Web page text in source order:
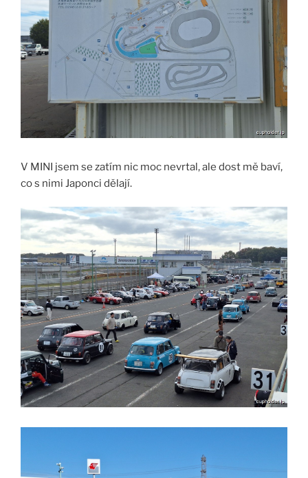
V MINI jsem se zatím nic moc nevrtal, ale dost mě baví,
co s nimi Japonci dělají.